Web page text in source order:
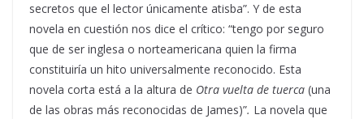
secretos que el lector únicamente atisba”. Y de esta
novela en cuestión nos dice el crítico: “tengo por seguro
que de ser inglesa o norteamericana quien la firma
constituiría un hito universalmente reconocido. Esta
novela corta está a la altura de Otra vuelta de tuerca (una
de las obras más reconocidas de James)”. La novela que